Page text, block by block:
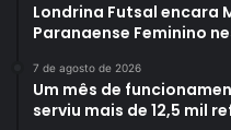
Londrina Futsal encara
Paranaense Feminino
7 de agosto de 2026
Um mês de
serviu mais de 12,5 mil